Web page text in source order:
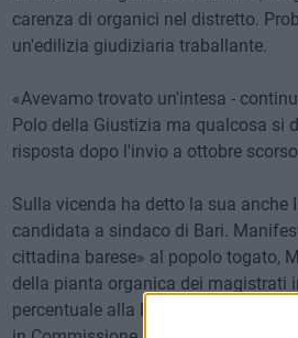
carenza di organici nel distretto.
un'edilizia giudiziaria traballante.
«Avevamo trovato un'intesa -
Polo della Giustizia ma qualcosa si
risposta dopo l'invio a ottobre
Sulla vicenda ha detto la sua
candidata a sindaco di Bari.
cittadina barese» al popolo togato,
della pianta organica dei magistrati
percentuale alla Puglia. Ritengo